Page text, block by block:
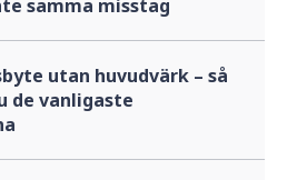
samma misstag
utan huvudvärk – så
de vanligaste